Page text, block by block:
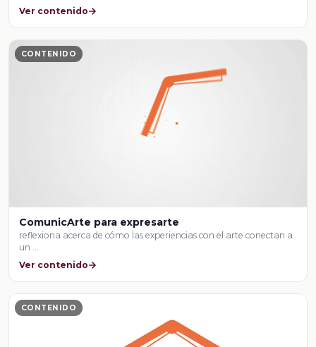
Ver contenido
CONTENIDO
ComunicArte para expresarte
reflexiona acerca de cómo las experiencias con el arte conectan a
un …
Ver contenido
CONTENIDO